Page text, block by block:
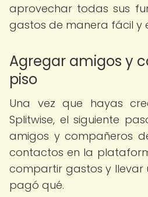
aprovechar todas sus
gastos de manera fácil y
Agregar amigos y
piso
Una vez que hayas
Splitwise, el siguiente
amigos y compañeros
contactos en la
compartir gastos y llevar
pagó qué.